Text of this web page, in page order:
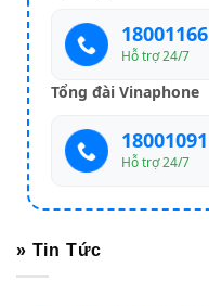
18001166
Hỗ trợ 24/7
Tổng đài Vinaphone
18001091
Hỗ trợ 24/7
» Tin Tức